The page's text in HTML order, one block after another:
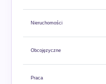
Nieruchomości
Obcojęzyczne
Praca